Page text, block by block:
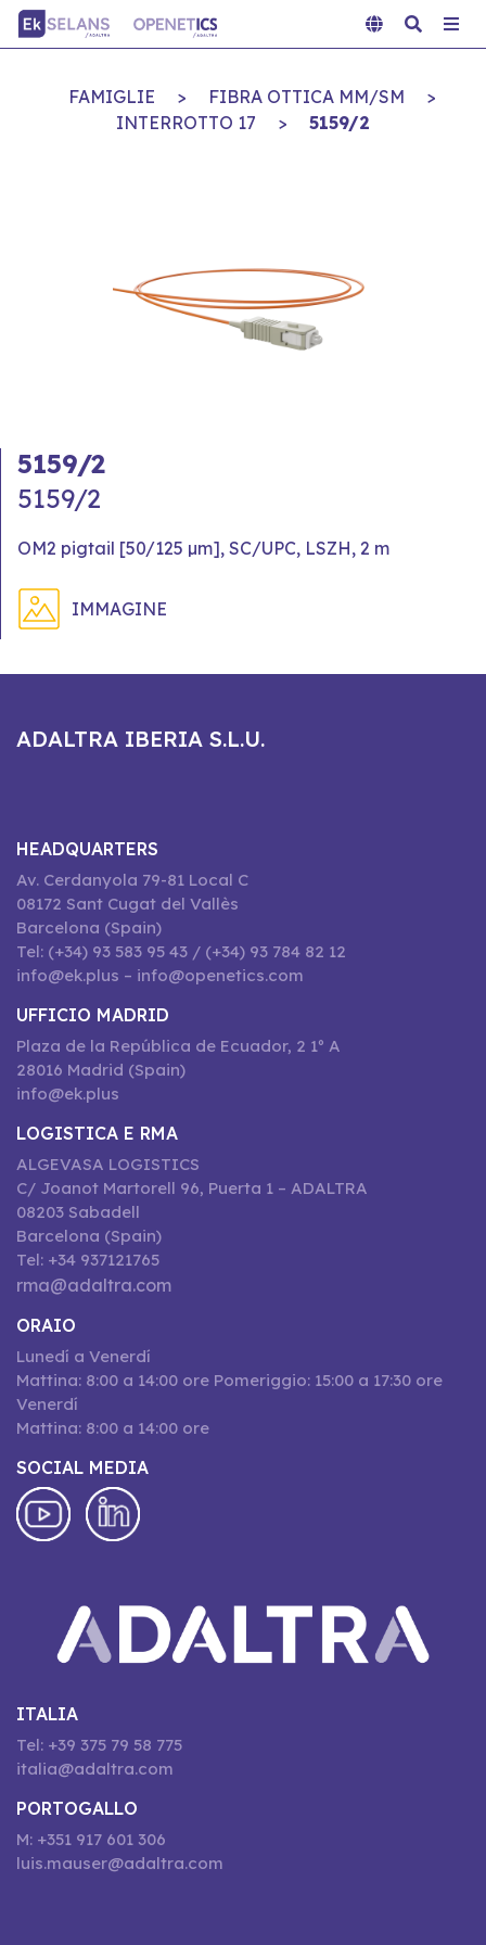
FAMIGLIE > FIBRA OTTICA MM/SM
>
INTERROTTO 17
> 5159/2
5159/2
5159/2
OM2 pigtail [50/125 µm], SC/UPC, LSZH, 2 m
IMMAGINE
ADALTRA IBERIA S.L.U.
HEADQUARTERS
Av. Cerdanyola 79-81 Local C
08172 Sant Cugat del Vallès
Barcelona (Spain)
Tel: (+34) 93 583 95 43 / (+34) 93 784 82 12
info@ek.plus – info@openetics.com
UFFICIO MADRID
Plaza de la República de Ecuador, 2 1º A
28016 Madrid (Spain)
info@ek.plus
LOGISTICA E RMA
ALGEVASA LOGISTICS
C/ Joanot Martorell 96, Puerta 1 – ADALTRA
08203 Sabadell
Barcelona (Spain)
Tel: +34 937121765
rma@adaltra.com
ORAIO
Lunedí a Venerdí
Mattina: 8:00 a 14:00 ore Pomeriggio: 15:00 a 17:30 ore
Venerdí
Mattina: 8:00 a 14:00 ore
SOCIAL MEDIA
ITALIA
Tel: +39 375 79 58 775
italia@adaltra.com
PORTOGALLO
M: +351 917 601 306
luis.mauser@adaltra.com